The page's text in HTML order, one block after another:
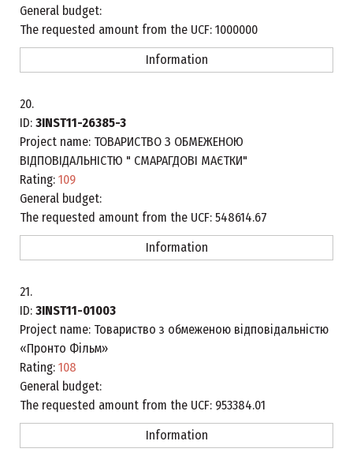
General budget:
The requested amount from the UCF: 1000000
Information
20.
ID: 3INST11-26385-3
Project name: ТОВАРИСТВО З ОБМЕЖЕНОЮ
ВІДПОВІДАЛЬНІСТЮ " СМАРАГДОВІ МАЄТКИ"
Rating: 109
General budget:
The requested amount from the UCF: 548614.67
Information
21.
ID: 3INST11-01003
Project name: Товариство з обмеженою відповідальністю
«Пронто Фільм»
Rating: 108
General budget:
The requested amount from the UCF: 953384.01
Information